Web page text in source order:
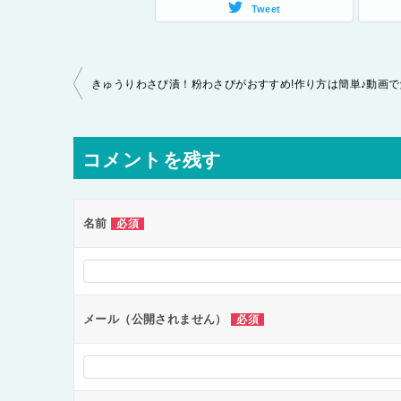
Tweet
投
ナ
ビ
ー
ョ
ン
きゅうりわさび漬！粉わさびがおすすめ!作り方は簡単♪動画
コメントを残す
名前 必須
メール（公開されません） 必須